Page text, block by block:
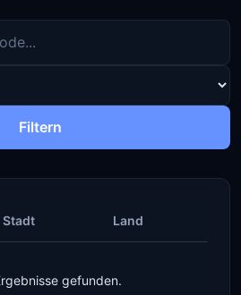
Filtern
Stadt Land
gefunden.